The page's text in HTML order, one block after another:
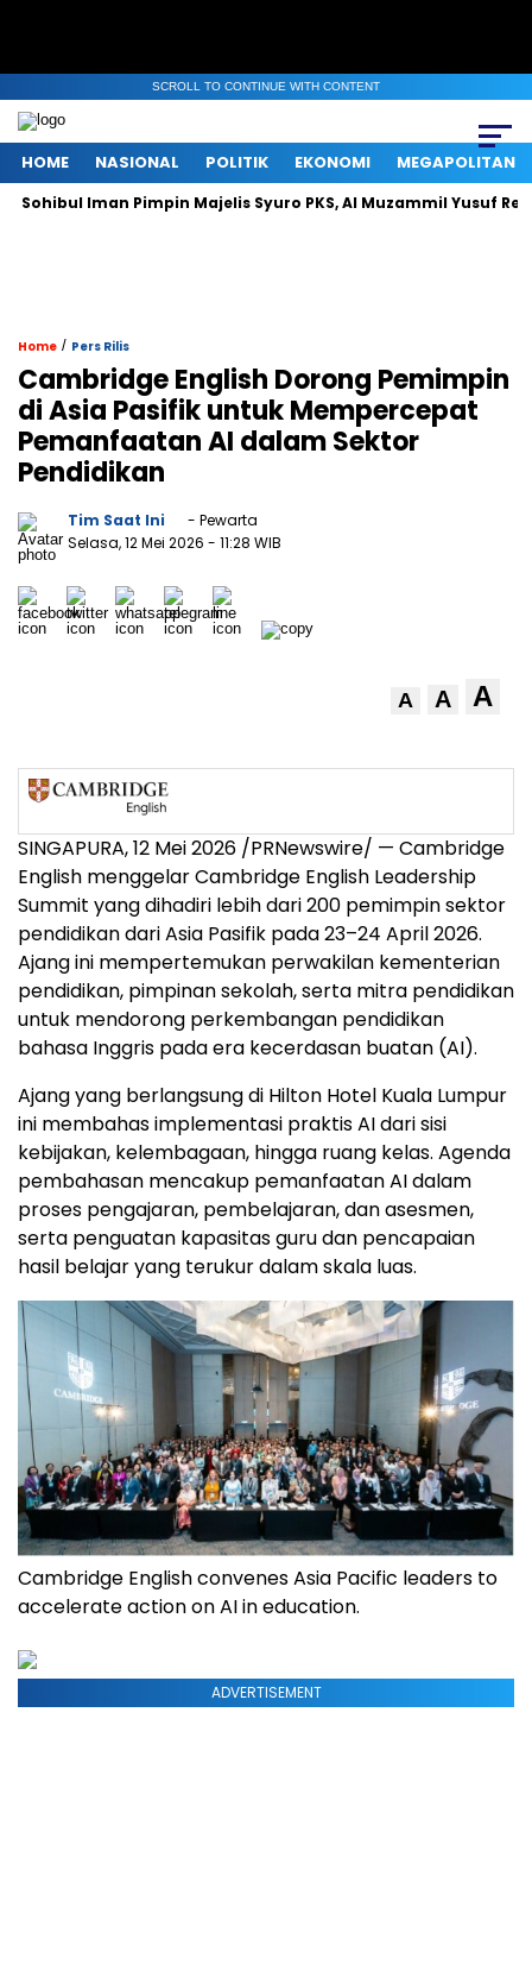
SCROLL TO CONTINUE WITH CONTENT
HOME NASIONAL POLITIK EKONOMI MEGAPOLITAN
Iman Pimpin Majelis Syuro PKS, Al Muzammil Yusuf Resmi
Home / Pers Rilis
Cambridge English Dorong Pemimpin
di Asia Pasifik untuk Mempercepat
Pemanfaatan AI dalam Sektor
Pendidikan
Tim Saat Ini
- Pewarta
Selasa, 12 Mei 2026 - 11:28 WIB
A A A
SINGAPURA, 12 Mei 2026 /PRNewswire/ — Cambridge
English menggelar Cambridge English Leadership
Summit yang dihadiri lebih dari 200 pemimpin sektor
pendidikan dari Asia Pasifik pada 23–24 April 2026.
Ajang ini mempertemukan perwakilan kementerian
pendidikan, pimpinan sekolah, serta mitra pendidikan
untuk mendorong perkembangan pendidikan
bahasa Inggris pada era kecerdasan buatan (AI).
Ajang yang berlangsung di Hilton Hotel Kuala Lumpur
ini membahas implementasi praktis AI dari sisi
kebijakan, kelembagaan, hingga ruang kelas. Agenda
pembahasan mencakup pemanfaatan AI dalam
proses pengajaran, pembelajaran, dan asesmen,
serta penguatan kapasitas guru dan pencapaian
hasil belajar yang terukur dalam skala luas.
Cambridge English convenes Asia Pacific leaders to
accelerate action on AI in education.
ADVERTISEMENT